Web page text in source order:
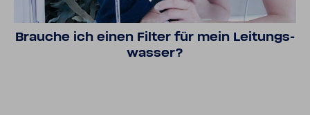
Brauche ich einen Filter für mein Leitungs­
wasser?